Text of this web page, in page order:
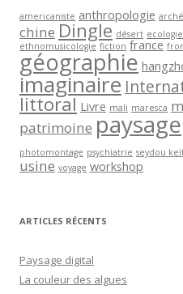
americaniste anthropologie
chine Dingle désert ecologie
ethnomusicologie fiction france
géographie
imaginaire
littoral Livre mali maresca
patrimoine paysage
photomontage psychiatrie seydou
usine voyage workshop
ARTICLES RÉCENTS
Paysage digital
La couleur des algues